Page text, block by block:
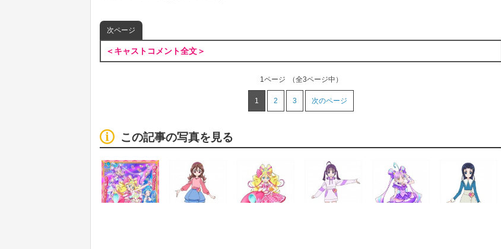
次ページ
＜キャストコメント全文＞
1ページ （全3ページ中）
1 2 3 次のページ
この記事の写真を見る